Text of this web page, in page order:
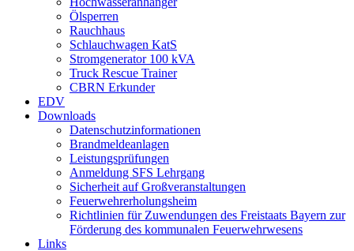
Ölsperren
Rauchhaus
Schlauchwagen KatS
Stromgenerator 100 kVA
Truck Rescue Trainer
CBRN Erkunder
EDV
Downloads
Datenschutzinformationen
Brandmeldeanlagen
Leistungsprüfungen
Anmeldung SFS Lehrgang
Sicherheit auf Großveranstaltungen
Feuerwehrerholungsheim
Richtlinien für Zuwendungen des Freistaats Bayern zur
Förderung des kommunalen Feuerwehrwesens
Links